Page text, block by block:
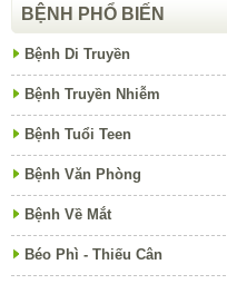
BỆNH PHỔ BIẾN
Bệnh Di Truyền
Bệnh Truyền Nhiễm
Bệnh Tuổi Teen
Bệnh Văn Phòng
Bệnh Về Mắt
Béo Phì - Thiếu Cân